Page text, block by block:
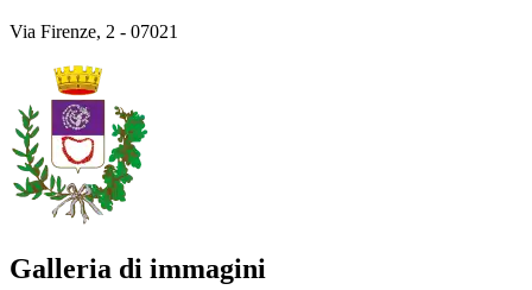
Via Firenze, 2 - 07021
Galleria di immagini